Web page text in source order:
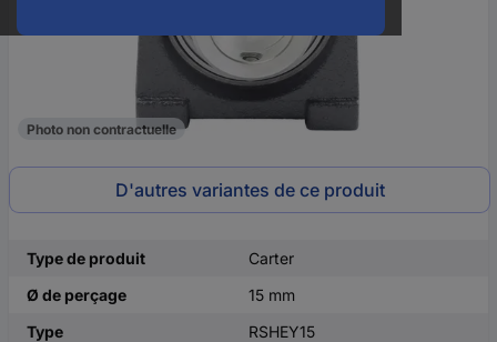
Photo non contractuelle
D'autres variantes de ce produit
Type de produit
Carter
Ø de perçage
15 mm
Type
RSHEY15